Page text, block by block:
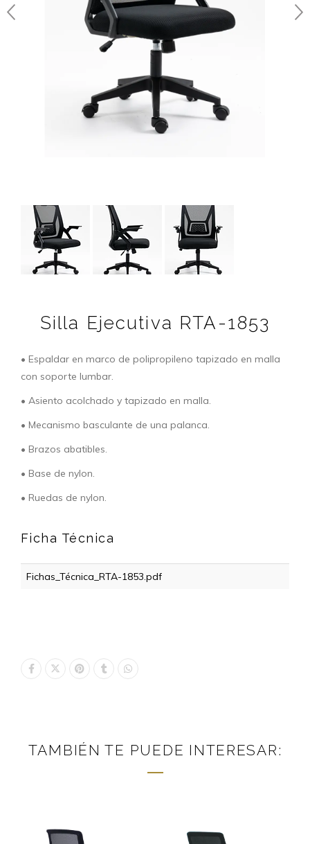
Silla Ejecutiva RTA-1853
• Espaldar en marco de polipropileno tapizado en malla
con soporte lumbar.
• Asiento acolchado y tapizado en malla.
• Mecanismo basculante de una palanca.
• Brazos abatibles.
• Base de nylon.
• Ruedas de nylon.
Ficha Técnica
Fichas_Técnica_RTA-1853.pdf
TAMBIÉN TE PUEDE INTERESAR: